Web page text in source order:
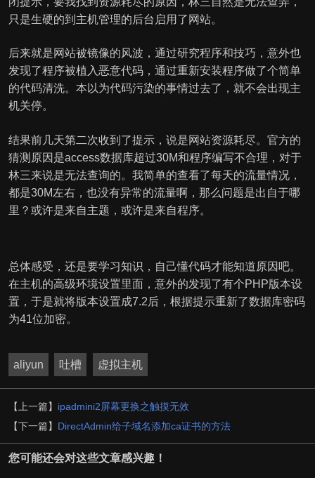
只是生硬的到主机管理的后台启用了网站。
后来就是网站被镜像的风波，通过研究程序和技巧，意外也
发现了程序被植入恶意代码，通过重新安装程序做了个简单
的代码清洗。本以为代码污染的事情过去了，就不会出现主
机关停。
结果前几天第二次收到了提示，说是网站资源耗尽。官方的
猜测原因是access数据库超过30M和程序编写不合理，对于
林三来说是无法查询的。我简单的查看了每天的流量情况，
都是30M左右，也没有异常的流量啊，那么问题是出自于哪
里？或许是来自主题，或许是来自程序。
总体感受，还是要学习知识，自己懂代码才能知道原因吧。
在主机的高级环境设置里面，意外的发现了有个PHP版本设
置，于是就将版本设置成7.2后，根据提示重新了数据库密码
为41位加密。
aliyun 吐槽 虚拟主机
【上一篇】 ipadmini2屏幕更换之触摸无效
【下一篇】 DirectAdmin给子域名添加ca证书的方法
您可能还会对这些文章感兴趣！